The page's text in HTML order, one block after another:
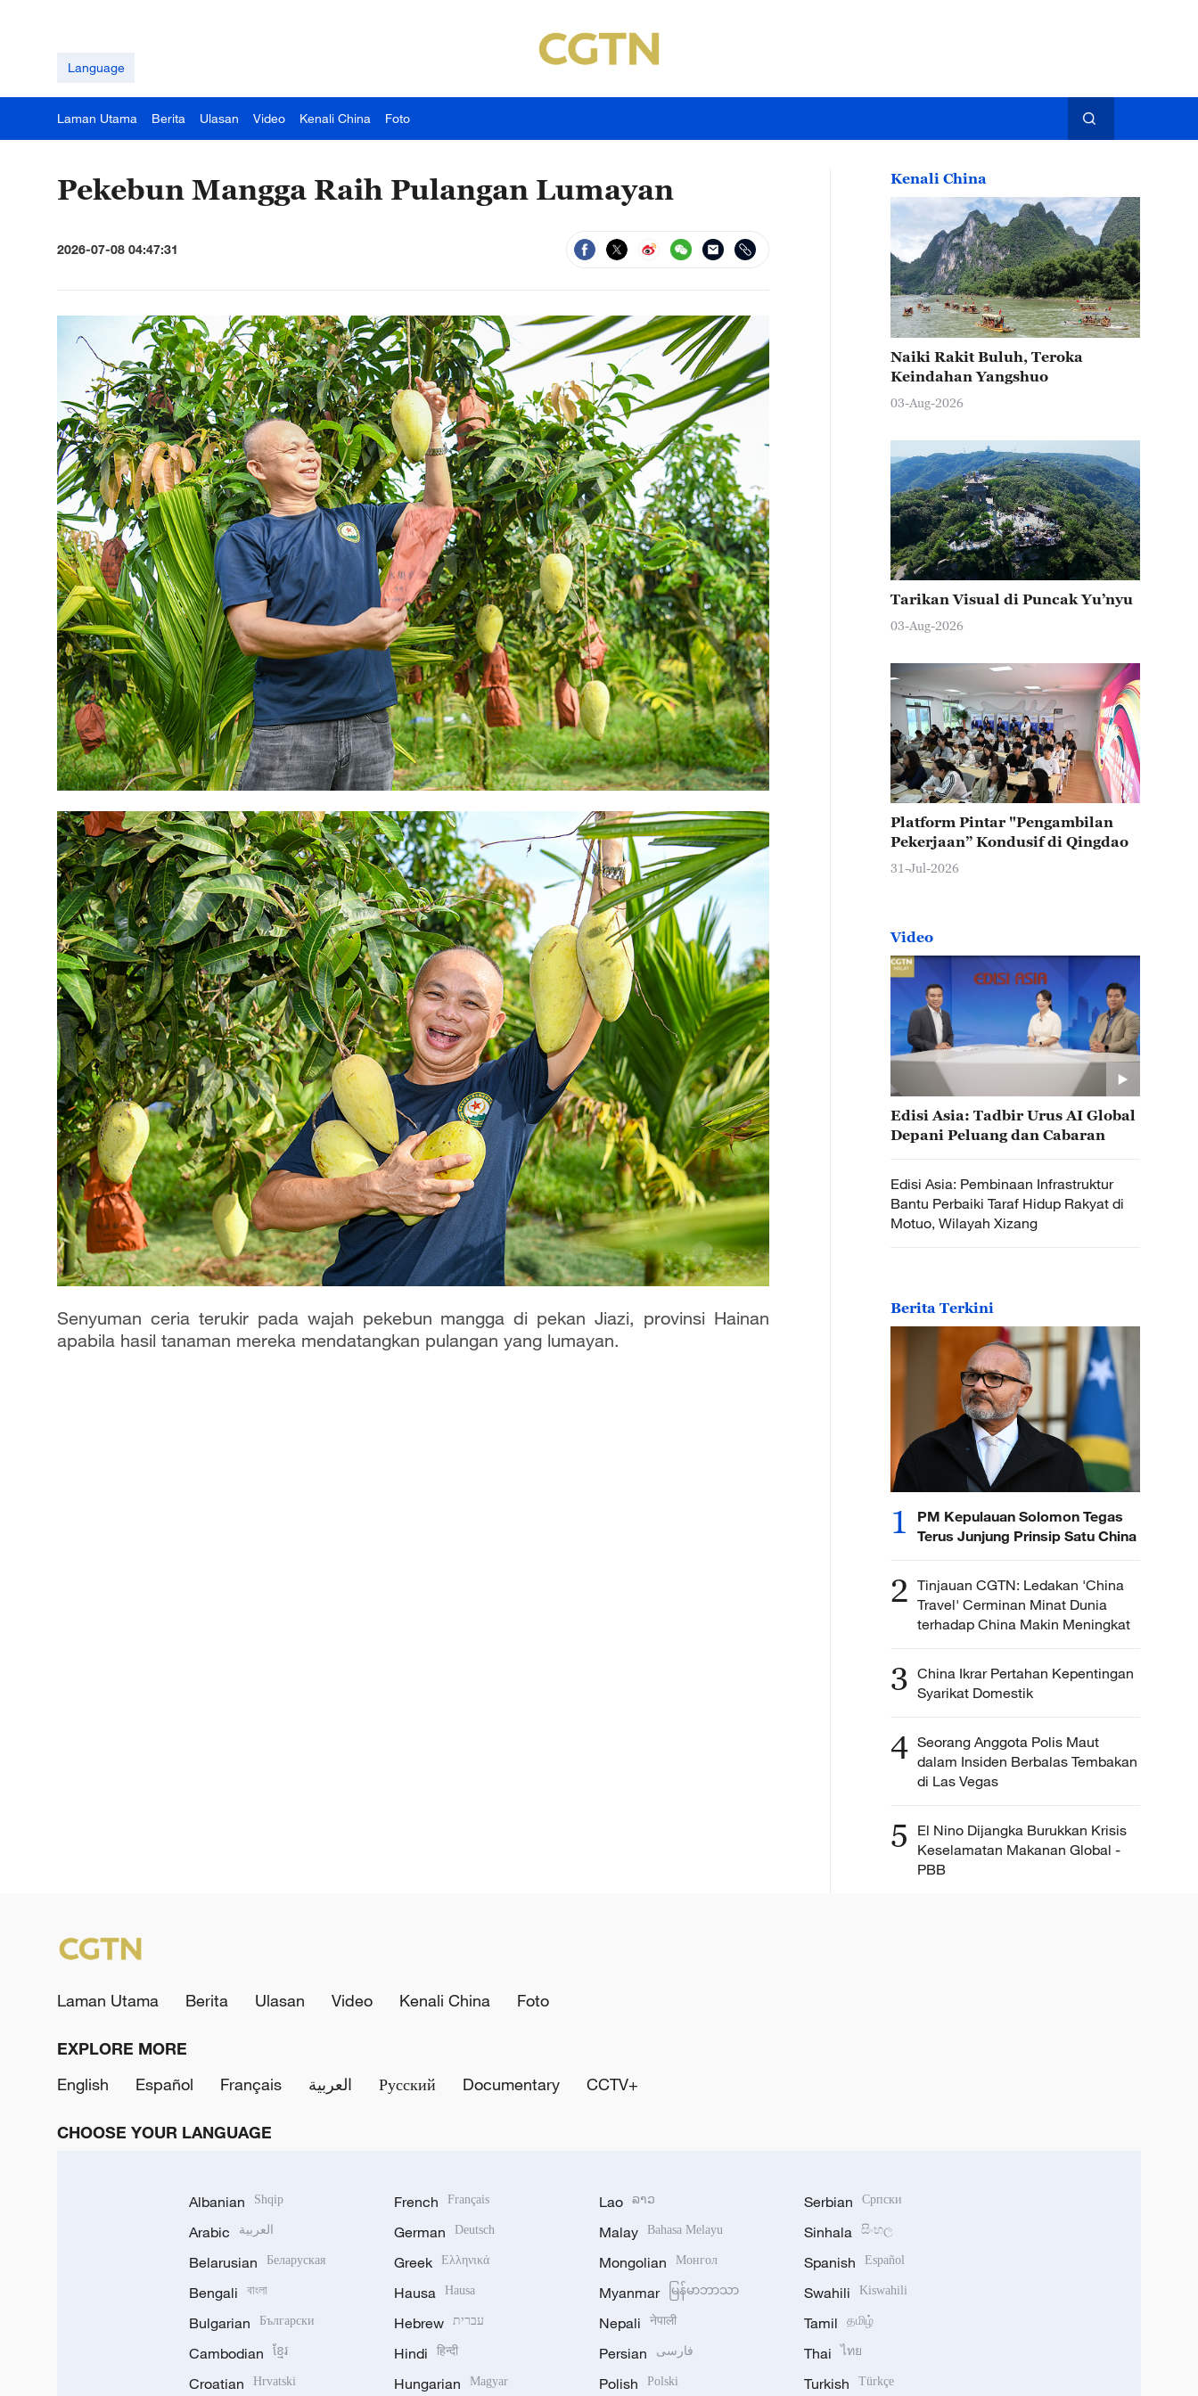
Language
Laman Utama Berita Ulasan Video Kenali China Foto
Pekebun Mangga Raih Pulangan Lumayan
2026-07-08 04:47:31
Senyuman ceria terukir pada wajah pekebun mangga di pekan Jiazi, provinsi Hainan
apabila hasil tanaman mereka mendatangkan pulangan yang lumayan.
Kenali China
Naiki Rakit Buluh, Teroka
Keindahan Yangshuo
03-Aug-2026
Tarikan Visual di Puncak Yu’nyu
03-Aug-2026
Platform Pintar "Pengambilan
Pekerjaan” Kondusif di Qingdao
31-Jul-2026
Video
Edisi Asia: Tadbir Urus AI Global
Depani Peluang dan Cabaran
Edisi Asia: Pembinaan Infrastruktur
Bantu Perbaiki Taraf Hidup Rakyat di
Motuo, Wilayah Xizang
Berita Terkini
1
PM Kepulauan Solomon Tegas
Terus Junjung Prinsip Satu China
2 Tinjauan CGTN: Ledakan 'China
Travel' Cerminan Minat Dunia
terhadap China Makin Meningkat
3 China Ikrar Pertahan Kepentingan
Syarikat Domestik
4 Seorang Anggota Polis Maut
dalam Insiden Berbalas Tembakan
di Las Vegas
5
El Nino Dijangka Burukkan Krisis
Keselamatan Makanan Global -
PBB
Laman Utama Berita Ulasan Video Kenali China Foto
EXPLORE MORE
English
Español Français العربية Русский Documentary CCTV+
CHOOSE YOUR LANGUAGE
Albanian Shqip
Arabic العربية
Belarusian Беларуская
Bengali বাংলা
Bulgarian Български
Cambodian ខ្មែរ
Croatian Hrvatski
French Français
German Deutsch
Greek Ελληνικά
Hausa Hausa
Hebrew עברית
Hindi हिन्दी
Hungarian Magyar
Lao ລາວ
Malay Bahasa Melayu
Mongolian Монгол
Myanmar မြန်မာဘာသာ
Nepali नेपाली
Persian فارسی
Polish Polski
Serbian Српски
Sinhala සිංහල
Spanish Español
Swahili Kiswahili
Tamil தமிழ்
Thai ไทย
Turkish Türkçe